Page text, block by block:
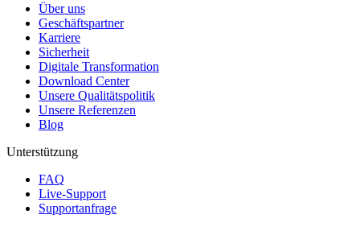
Über uns
Geschäftspartner
Karriere
Sicherheit
Digitale Transformation
Download Center
Unsere Qualitätspolitik
Unsere Referenzen
Blog
Unterstützung
FAQ
Live-Support
Supportanfrage